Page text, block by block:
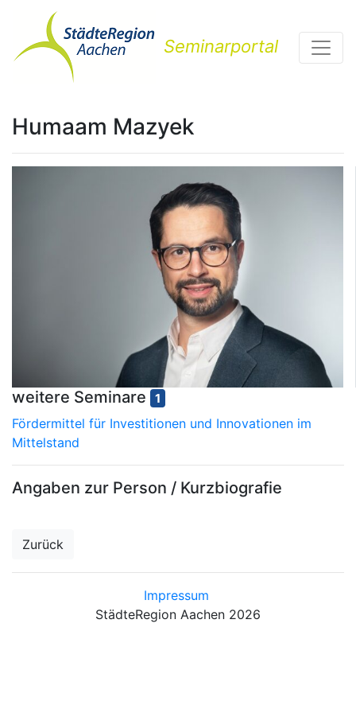
Seminarportal
Humaam Mazyek
weitere Seminare 1
Fördermittel für Investitionen und Innovationen im
Mittelstand
Angaben zur Person / Kurzbiografie
Zurück
Impressum
StädteRegion Aachen 2026